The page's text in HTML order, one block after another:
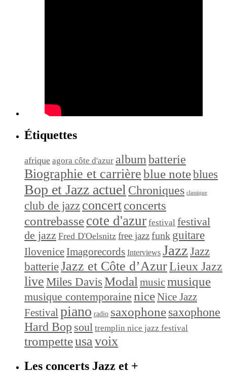
Étiquettes
afrique agora côte d'azur album batterie
Biographie et carrièreblue noteblues
Bop et Jazz actuel Chroniques classique
club de jazz concertconcerts
contrebassecote d'azur festival festival
de jazz Fred D'Oelsnitz free jazzfunk guitare
Ilovenice Imagorecords Interviews Jazz Jazz
batterieJazz et Côte d’AzurLieux Jazz
live Miles Davis Modal musicmusique
musique contemporaine niceNice Jazz
Festivalpiano radio saxophonesaxophone
Hard Bop soul tremplin nice jazz festival
trompetteusavoix
Les concerts Jazz et +